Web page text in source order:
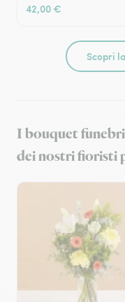
42,00 €
Scopri
I bouquet
dei nostri fioristi